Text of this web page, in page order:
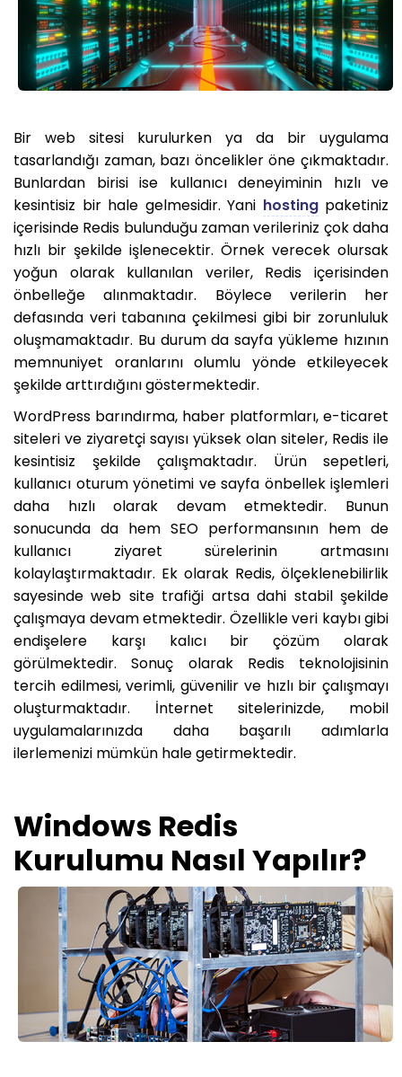
Bir web sitesi kurulurken ya da bir uygulama
tasarlandığı zaman, bazı öncelikler öne çıkmaktadır.
Bunlardan birisi ise kullanıcı deneyiminin hızlı ve
kesintisiz bir hale gelmesidir. Yani hostingpaketiniz
içerisinde Redis bulunduğu zaman verileriniz çok daha
hızlı bir şekilde işlenecektir. Örnek verecek olursak
yoğun olarak kullanılan veriler, Redis içerisinden
önbelleğe alınmaktadır. Böylece verilerin her
defasında veri tabanına çekilmesi gibi bir zorunluluk
oluşmamaktadır. Bu durum da sayfa yükleme hızının
memnuniyet oranlarını olumlu yönde etkileyecek
şekilde arttırdığını göstermektedir.
WordPress barındırma, haber platformları, e-ticaret
siteleri ve ziyaretçi sayısı yüksek olan siteler, Redis ile
kesintisiz şekilde çalışmaktadır. Ürün sepetleri,
kullanıcı oturum yönetimi ve sayfa önbellek işlemleri
daha hızlı olarak devam etmektedir. Bunun
sonucunda da hem SEO performansının hem de
kullanıcı ziyaret sürelerinin artmasını
kolaylaştırmaktadır. Ek olarak Redis, ölçeklenebilirlik
sayesinde web site trafiği artsa dahi stabil şekilde
çalışmaya devam etmektedir. Özellikle veri kaybı gibi
endişelere karşı kalıcı bir çözüm olarak
görülmektedir. Sonuç olarak Redis teknolojisinin
tercih edilmesi, verimli, güvenilir ve hızlı bir çalışmayı
oluşturmaktadır. İnternet sitelerinizde, mobil
uygulamalarınızda daha başarılı adımlarla
ilerlemenizi mümkün hale getirmektedir.
Windows Redis
Kurulumu Nasıl Yapılır?